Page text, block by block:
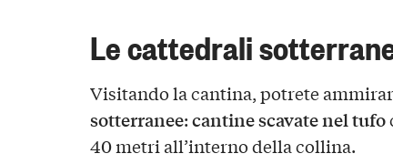
Le cattedrali
Visitando la cantina, potrete
sotterranee:cantine scavatenel tufo
40 metri all’interno della collina.